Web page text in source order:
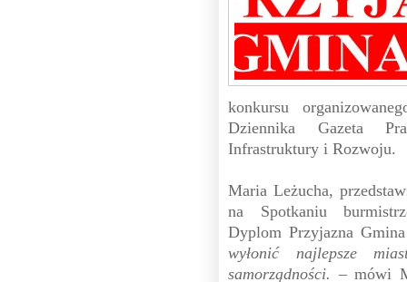
konkursu
Dziennika Gazeta
Infrastruktury i Rozwoju.
Maria Leżucha,
na Spotkaniu
Dyplom Przyjazna
wyłonić najlepsze
samorządności. – mówi